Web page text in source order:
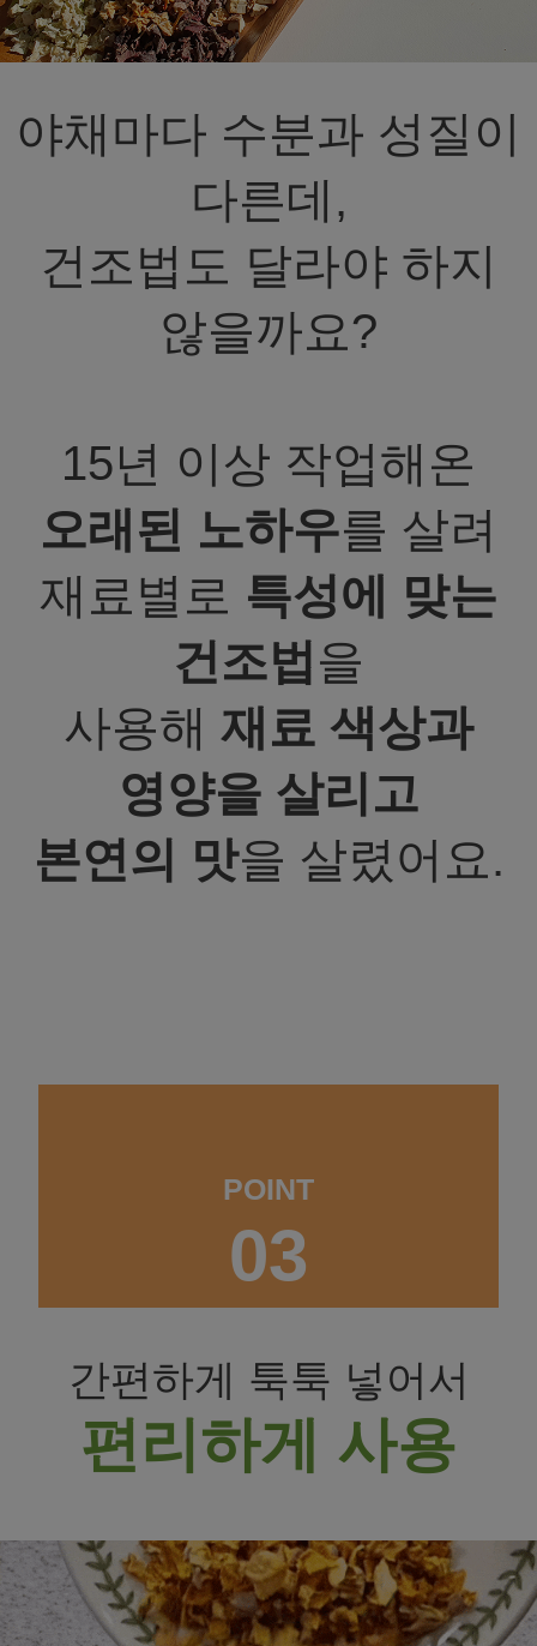
야채마다 수분과 성질이
다른데,
건조법도 달라야 하지
않을까요?
15년 이상 작업해온
오래된 노하우를 살려
재료별로 특성에 맞는
건조법을
사용해 재료 색상과
영양을 살리고
본연의 맛을 살렸어요.
POINT
03
간편하게 툭툭 넣어서
편리하게 사용